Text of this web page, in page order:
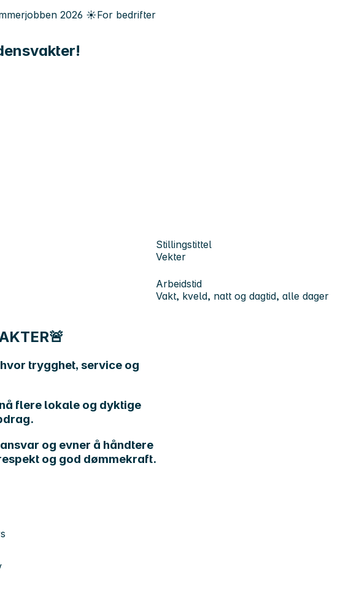
2026 ☀️For bedrifter
Stillingstittel
Vekter
Arbeidstid
Vakt, kveld, natt og dagtid, alle dager
trygghet, service og
flere lokale og dyktige
og evner å håndtere
og god dømmekraft.